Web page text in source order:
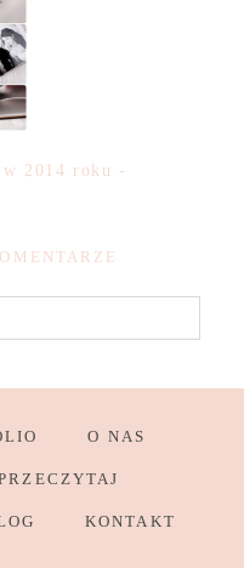
2014 roku -
O NAS
KONTAKT